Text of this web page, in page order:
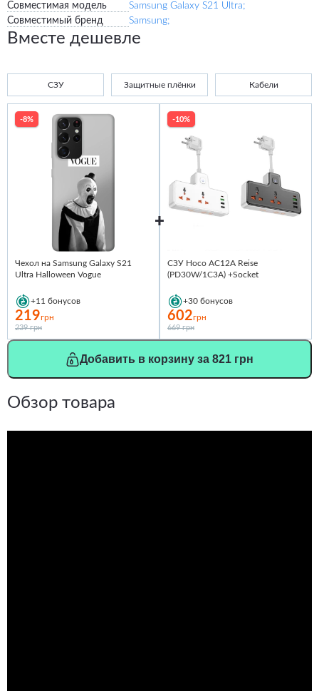
Совместимая модель
Samsung Galaxy S21 Ultra;
Совместимый бренд
Samsung;
Вместе дешевле
СЗУ Защитные плёнки Кабели
-8%
Чехол на Samsung Galaxy S21
Ultra Halloween Vogue
+11 бонусов
219грн
239 грн
-10%
СЗУ Hoco AC12A Reise
(PD30W/1C3A) +Socket
+30 бонусов
602грн
669 грн
Добавить в корзину за 821 грн
Обзор товара